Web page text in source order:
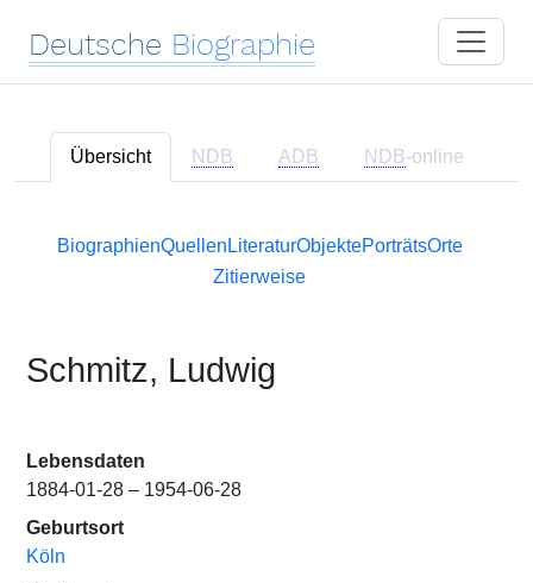
Deutsche Biographie
Übersicht NDB ADB NDB-online
BiographienQuellen LiteraturObjektePorträtsOrte
Zitierweise
Schmitz, Ludwig
Lebensdaten
1884-01-28 – 1954-06-28
Geburtsort
Köln